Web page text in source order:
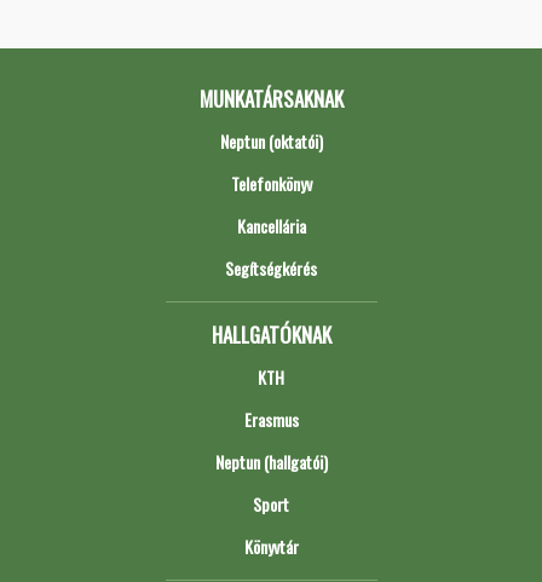
MUNKATÁRSAKNAK
Neptun (oktatói)
Telefonkönyv
Kancellária
Segítségkérés
HALLGATÓKNAK
KTH
Erasmus
Neptun (hallgatói)
Sport
Könyvtár